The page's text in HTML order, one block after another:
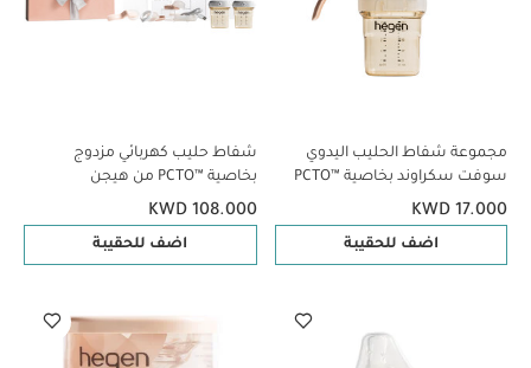
مجموعة شفاط الحليب اليدوي
سوفت سكراوند بخاصية PCTO™‎
من هيجن
KWD 17.000
اضف للحقيبة
شفاط حليب كهربائي مزدوج
بخاصية PCTO™‎ من هيجن
KWD 108.000
اضف للحقيبة